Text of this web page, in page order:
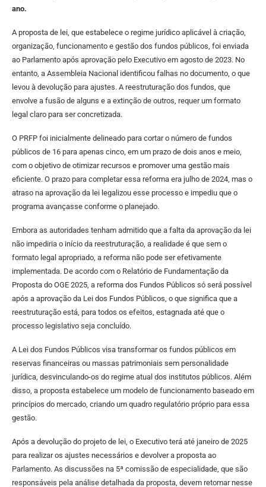
ano.
A proposta de lei, que estabelece o regime jurídico aplicável à criação,
organização, funcionamento e gestão dos fundos públicos, foi enviada
ao Parlamento após aprovação pelo Executivo em agosto de 2023. No
entanto, a Assembleia Nacional identificou falhas no documento, o que
levou à devolução para ajustes. A reestruturação dos fundos, que
envolve a fusão de alguns e a extinção de outros, requer um formato
legal claro para ser concretizada.
O PRFP foi inicialmente delineado para cortar o número de fundos
públicos de 16 para apenas cinco, em um prazo de dois anos e meio,
com o objetivo de otimizar recursos e promover uma gestão mais
eficiente. O prazo para completar essa reforma era julho de 2024, mas o
atraso na aprovação da lei legalizou esse processo e impediu que o
programa avançasse conforme o planejado.
Embora as autoridades tenham admitido que a falta da aprovação da lei
não impediria o início da reestruturação, a realidade é que sem o
formato legal apropriado, a reforma não pode ser efetivamente
implementada. De acordo com o Relatório de Fundamentação da
Proposta do OGE 2025, a reforma dos Fundos Públicos só será possível
após a aprovação da Lei dos Fundos Públicos, o que significa que a
reestruturação está, para todos os efeitos, estagnada até que o
processo legislativo seja concluído.
A Lei dos Fundos Públicos visa transformar os fundos públicos em
reservas financeiras ou massas patrimoniais sem personalidade
jurídica, desvinculando-os do regime atual dos institutos públicos. Além
disso, a proposta estabelece um modelo de funcionamento baseado em
princípios do mercado, criando um quadro regulatório próprio para essa
gestão.
Após a devolução do projeto de lei, o Executivo terá até janeiro de 2025
para realizar os ajustes necessários e devolver a proposta ao
Parlamento. As discussões na 5ª comissão de especialidade, que são
responsáveis pela análise detalhada da proposta, devem retomar nesse